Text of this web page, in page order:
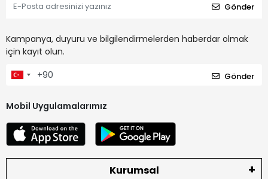
Gönder
Kampanya, duyuru ve bilgilendirmelerden haberdar olmak
için kayıt olun.
Gönder
Mobil Uygulamalarımız
Kurumsal